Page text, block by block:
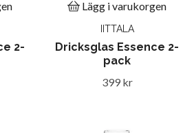
2-
Lägg i varukorgen
IITTALA
Dricksglas Essence 2-
pack
399 kr